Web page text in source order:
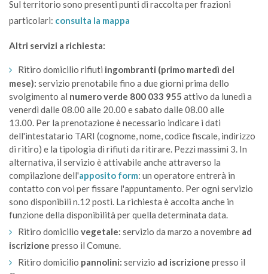
Sul territorio sono presenti punti di raccolta per frazioni
particolari: consulta la mappa
Altri servizi a richiesta:
Ritiro domicilio rifiuti ingombranti (primo martedì del
mese): servizio prenotabile fino a due giorni prima dello
svolgimento al numero verde 800 033 955 attivo da lunedì a
venerdì dalle 08.00 alle 20.00 e sabato dalle 08.00 alle
13.00. Per la prenotazione è necessario indicare i dati
dell'intestatario TARI (cognome, nome, codice fiscale, indirizzo
di ritiro) e la tipologia di rifiuti da ritirare. Pezzi massimi 3. In
alternativa, il servizio è attivabile anche attraverso la
compilazione dell'apposito form: un operatore entrerà in
contatto con voi per fissare l'appuntamento. Per ogni servizio
sono disponibili n.12 posti. La richiesta è accolta anche in
funzione della disponibilità per quella determinata data.
Ritiro domicilio vegetale: servizio da marzo a novembre ad
iscrizione presso il Comune.
Ritiro domicilio pannolini: servizio ad iscrizione presso il